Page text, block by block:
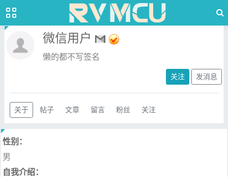
微信用户
懒的都不写签名
关注 发消息
关于 帖子 文章 留言 粉丝 关注
性别：
男
自我介绍：